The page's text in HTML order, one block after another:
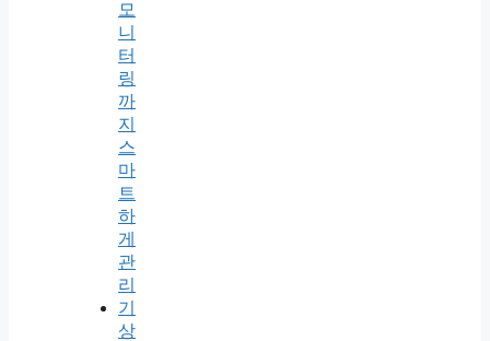
모
니
터
링
까
지
스
마
트
하
게
관
리
기
상